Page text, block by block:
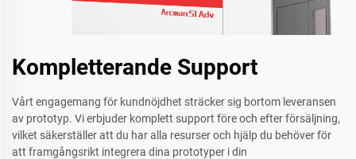
Kompletterande Support
Vårt engagemang för kundnöjdhet sträcker sig bortom leveransen
av prototyp. Vi erbjuder komplett support före och efter försäljning,
vilket säkerställer att du har alla resurser och hjälp du behöver för
att framgångsrikt integrera dina prototyper i din